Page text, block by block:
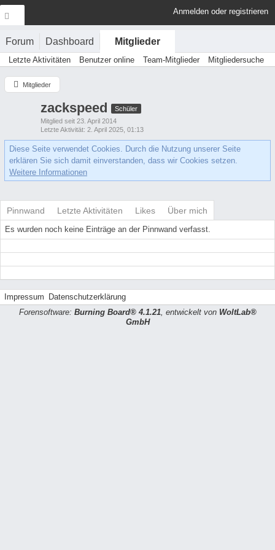
Anmelden oder registrieren
Forum Dashboard Mitglieder
Letzte Aktivitäten Benutzer online Team-Mitglieder Mitgliedersuche
Mitglieder
zackspeed
Schüler
Mitglied seit 23. April 2014
Letzte Aktivität 2. April 2025, 01:13
Diese Seite verwendet Cookies. Durch die Nutzung unserer Seite
erklären Sie sich damit einverstanden, dass wir Cookies setzen.
Weitere Informationen
Pinnwand Letzte Aktivitäten Likes Über mich
Es wurden noch keine Einträge an der Pinnwand verfasst.
Impressum
Datenschutzerklärung
Forensoftware: Burning Board® 4.1.21, entwickelt von WoltLab®
GmbH